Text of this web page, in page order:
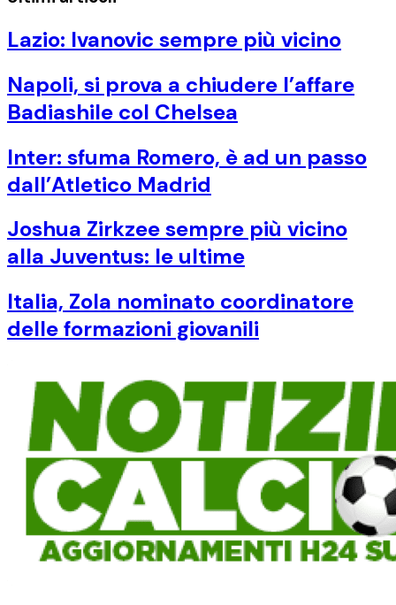
Lazio: Ivanovic sempre più vicino
Napoli, si prova a chiudere l’affare
Badiashile col Chelsea
Inter: sfuma Romero, è ad un passo
dall’Atletico Madrid
Joshua Zirkzee sempre più vicino
alla Juventus: le ultime
Italia, Zola nominato coordinatore
delle formazioni giovanili